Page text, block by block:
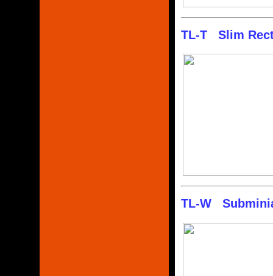
TL-T Slim
TL-W